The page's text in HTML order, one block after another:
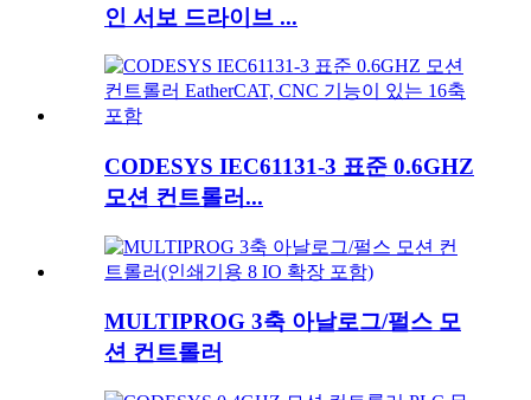
인 서보 드라이브 ...
CODESYS IEC61131-3 표준 0.6GHZ
모션 컨트롤러...
MULTIPROG 3축 아날로그/펄스 모
션 컨트롤러